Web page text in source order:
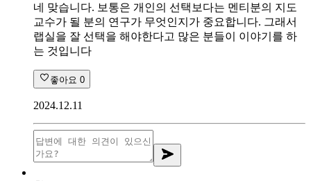
네 맞습니다. 보통은 개인의 선택보다는 멘티분의 지도
교수가 될 분의 연구가 무엇인지가 중요합니다. 그래서
랩실을 잘 선택을 해야한다고 많은 분들이 이야기를 하
는 것입니다
좋아요 0
2024.12.11